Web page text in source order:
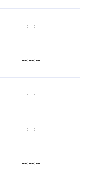
--:--:--
--:--:--
--:--:--
--:--:--
--:--:--